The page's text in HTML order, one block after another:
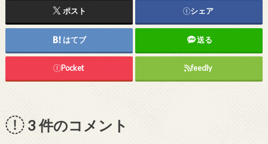
ポスト シェア
はてブ 送る
Pocket feedly
3件のコメント